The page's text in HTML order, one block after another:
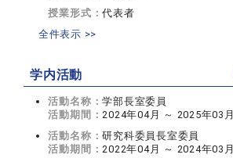
授業形式：代表者
全件表示 >>
学内活動
活動名称：学部長室委員
活動期間：2024年04月 ～ 2025年03月
活動名称：研究科委員長室委員
活動期間：2022年04月 ～ 2024年03月